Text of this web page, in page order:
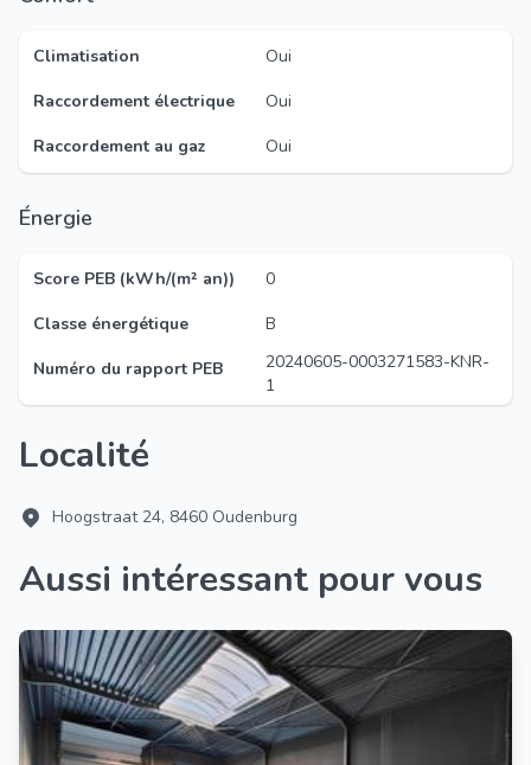
Climatisation
Oui
Raccordement électrique
Oui
Raccordement au gaz
Oui
Énergie
Score PEB (kWh/(m² an))
0
Classe énergétique
B
Numéro du rapport PEB
20240605-0003271583-KNR-
1
Localité
Hoogstraat 24, 8460 Oudenburg
Aussi intéressant pour vous